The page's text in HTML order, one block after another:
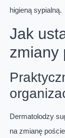
higieną sypialną.
Jak
zmiany
Dermatolodzy
na zmianę